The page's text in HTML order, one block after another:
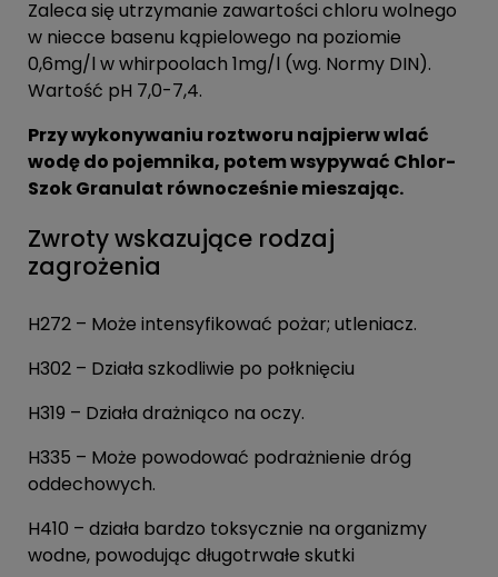
Zaleca się utrzymanie zawartości chloru wolnego
w niecce basenu kąpielowego na poziomie
0,6mg/l w whirpoolach 1mg/l (wg. Normy DIN).
Wartość pH 7,0-7,4.
Przy wykonywaniu roztworu najpierw wlać
wodę do pojemnika, potem wsypywać Chlor-
Szok Granulat równocześnie mieszając.
Zwroty wskazujące rodzaj
zagrożenia
H272 – Może intensyfikować pożar; utleniacz.
H302 – Działa szkodliwie po połknięciu
H319 – Działa drażniąco na oczy.
H335 – Może powodować podrażnienie dróg
oddechowych.
H410 – działa bardzo toksycznie na organizmy
wodne, powodując długotrwałe skutki